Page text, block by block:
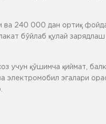
ва 240 000 дан ортиқ
бўйлаб қулай
учун қўшимча қиймат,
эгалари